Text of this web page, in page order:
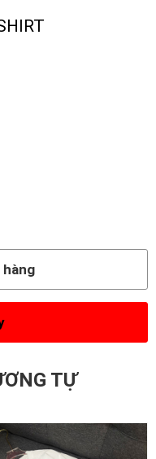
hàng
TỰ